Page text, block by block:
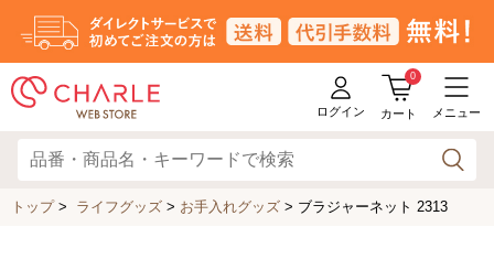
ログイン
0
カート メニュー
トップ> ライフグッズ > お手入れグッズ > ブラジャーネット 2313